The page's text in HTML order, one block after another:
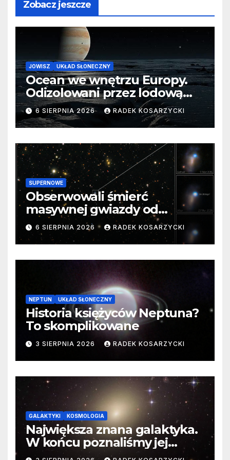
Zobacz jeszcze
JOWISZ UKŁAD SŁONECZNY
Ocean we wnętrzu Europy.
Odizolowani przez lodową
barierę
6 SIERPNIA 2026 RADEK KOSARZYCKI
SUPERNOWE
Obserwowali śmierć
masywnej gwiazdy od
samego początku. Niezwykle
cenne dane
6 SIERPNIA 2026 RADEK KOSARZYCKI
NEPTUN UKŁAD SŁONECZNY
Historia księżyców Neptuna?
To skomplikowane
3 SIERPNIA 2026 RADEK KOSARZYCKI
GALAKTYKI KOSMOLOGIA
Największa znana galaktyka.
W końcu poznaliśmy jej
faktyczne wymiary